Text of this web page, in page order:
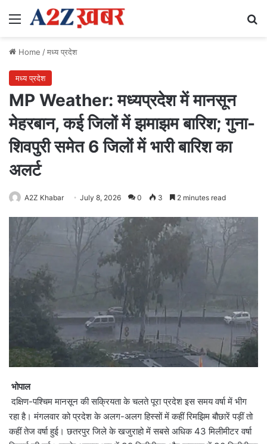
Menu
Home /मध्य प्रदेश
मध्य प्रदेश
MP Weather: मध्यप्रदेश में मानसून
मेहरबान, कई जिलों में झमाझम बारिश; गुना-
शिवपुरी समेत 6 जिलों में भारी बारिश का
अलर्ट
A2Z Khabar July 8, 2026 0 3 2 minutes read
भोपाल
दक्षिण-पश्चिम मानसून की सक्रियता के चलते पूरा प्रदेश इस समय वर्षा में भीग
रहा है। मंगलवार को प्रदेश के अलग-अलग हिस्सों में कहीं रिमझिम बौछारें पड़ीं तो
कहीं तेज वर्षा हुई। छतरपुर जिले के खजुराहो में सबसे अधिक 43 मिलीमीटर वर्षा